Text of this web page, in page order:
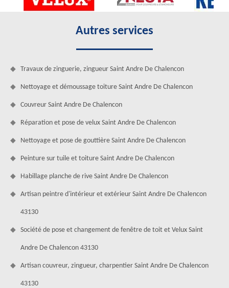
Autres services
Travaux de zinguerie, zingueur Saint Andre De Chalencon
Nettoyage et démoussage toiture Saint Andre De Chalencon
Couvreur Saint Andre De Chalencon
Réparation et pose de velux Saint Andre De Chalencon
Nettoyage et pose de gouttière Saint Andre De Chalencon
Peinture sur tuile et toiture Saint Andre De Chalencon
Habillage planche de rive Saint Andre De Chalencon
Artisan peintre d'intérieur et extérieur Saint Andre De Chalencon
43130
Société de pose et changement de fenêtre de toit et Velux Saint
Andre De Chalencon 43130
Artisan couvreur, zingueur, charpentier Saint Andre De Chalencon
43130